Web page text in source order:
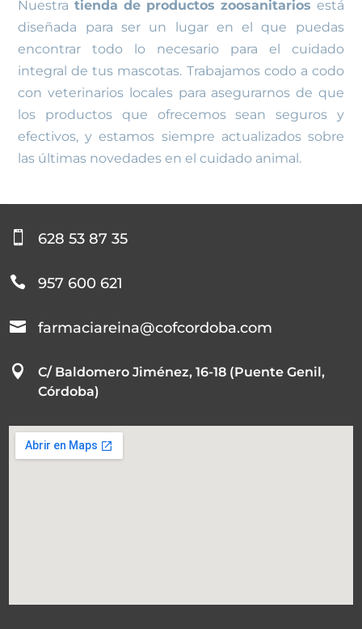
Nuestra tienda de productos zoosanitarios está
diseñada para ser un lugar en el que puedas
encontrar todo lo necesario para el cuidado
integral de tus mascotas. Trabajamos codo a codo
con veterinarios locales para asegurarnos de que
los productos que ofrecemos sean seguros y
efectivos, y estamos siempre actualizados sobre
las últimas novedades en el cuidado animal.
 628 53 87 35
 957 600 621
 farmaciareina@cofcordoba.com

C/ Baldomero Jiménez, 16-18 (Puente Genil,
Córdoba)